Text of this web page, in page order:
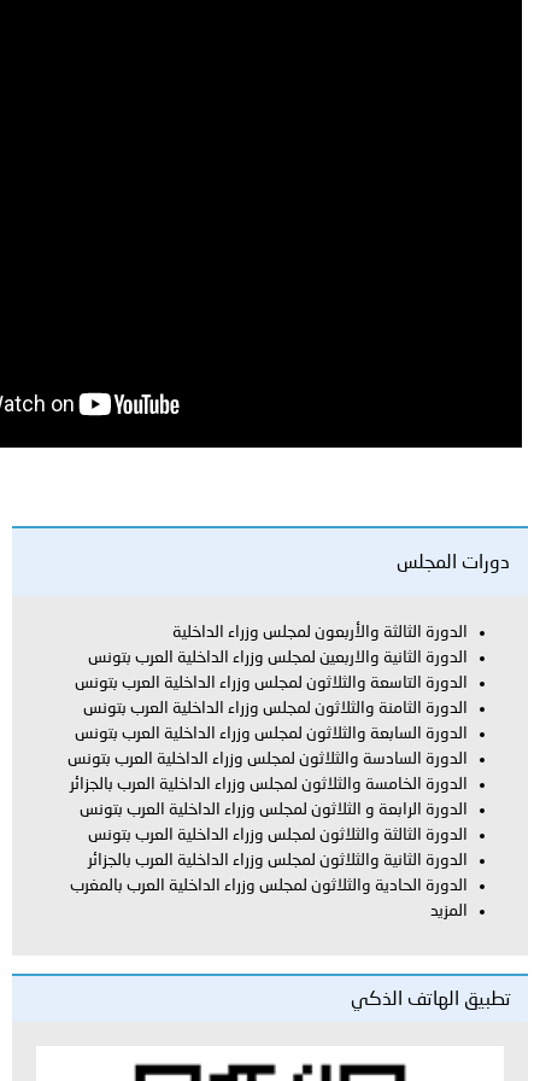
والأربعون لمجلس وزراء الداخلية
والاربعين لمجلس وزراء الداخلية العرب بتونس
والثلاثون لمجلس وزراء الداخلية العرب بتونس
والثلاثون لمجلس وزراء الداخلية العرب بتونس
والثلاثون لمجلس وزراء الداخلية العرب بتونس
والثلاثون لمجلس وزراء الداخلية العرب بتونس
والثلاثون لمجلس وزراء الداخلية العرب بالجزائر
و الثلاثون لمجلس وزراء الداخلية العرب بتونس
والثلاثون لمجلس وزراء الداخلية العرب بتونس
والثلاثون لمجلس وزراء الداخلية العرب بالجزائر
والثلاثون لمجلس وزراء الداخلية العرب بالمغرب